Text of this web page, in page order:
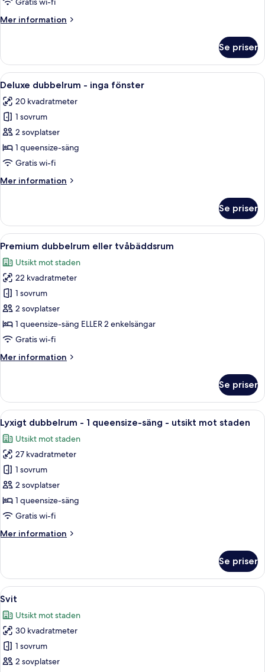
Luxury
Mer information
Mer
Luxury
Double
Room
Se priser
Öppna
alla
foton
för
Deluxe
dubbelrum
-
fönster
Ett hotellrum med en säng, ett
4
Deluxe dubbelrum - inga fönster
20 kvadratmeter
1 sovrum
2 sovplatser
1 queensize-säng
Gratis wi-fi
Mer information
Mer
dubbelrum
inga
Se priser
Öppna
alla
foton
för
Premium
dubbelrum
eller
tvåbäddsrum
Ett hotellrum med en stor säng, ett
5
Premium dubbelrum eller tvåbäddsrum
Utsikt mot staden
22 kvadratmeter
1 sovrum
2 sovplatser
1 queensize-säng ELLER 2 enkelsängar
Gratis wi-fi
Mer information
Mer
dubbelrum
eller
tvåbäddsrum
Se priser
Öppna
alla
foton
för
Lyxigt
dubbelrum
-
1
säng
mot
staden
Ett hotellrum med trägolv, en säng
5
Lyxigt dubbelrum - 1 queensize-säng - utsikt mot staden
Utsikt mot staden
27 kvadratmeter
1 sovrum
2 sovplatser
1 queensize-säng
Gratis wi-fi
Mer information
Mer
dubbelrum
1
säng
utsikt
mot
staden
Se priser
Öppna
alla
foton
för
Svit
Ett hotellrum med en säng, en
5
Svit
Utsikt mot staden
30 kvadratmeter
1 sovrum
2 sovplatser